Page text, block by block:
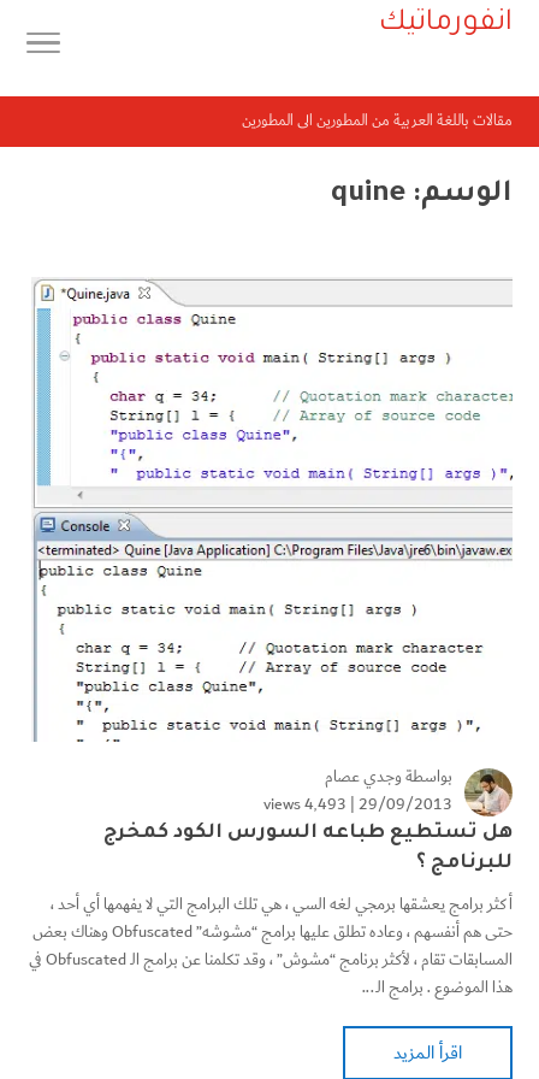
انفورماتيك
مقالات باللغة العربية من المطورين الى المطورين
الوسم: quine
بواسطةوجدي عصام
29/09/2013 | 4٬493 views
هل تستطيع طباعه السورس الكود كمخرج
للبرنامج ؟
أكثر برامج يعشقها برمجي لغه السي ، هي تلك البرامج التي لا يفهمها أي أحد ،
حتى هم أنفسهم ، وعاده تطلق عليها برامج “مشوشه” Obfuscated وهناك بعض
المسابقات تقام ، لأكثر برنامج “مشوش” ، وقد تكلمنا عن برامج الـ Obfuscated في
هذا الموضوع . برامج الـ...
اقرأ المزيد